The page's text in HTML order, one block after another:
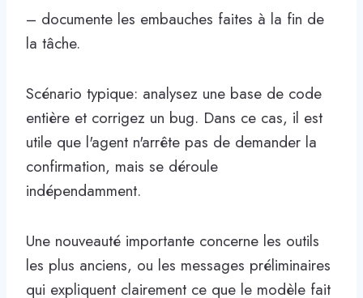
– documente les embauches faites à la fin de
la tâche.
Scénario typique: analysez une base de code
entière et corrigez un bug. Dans ce cas, il est
utile que l'agent n'arrête pas de demander la
confirmation, mais se déroule
indépendamment.
Une nouveauté importante concerne les outils
les plus anciens, ou les messages préliminaires
qui expliquent clairement ce que le modèle fait